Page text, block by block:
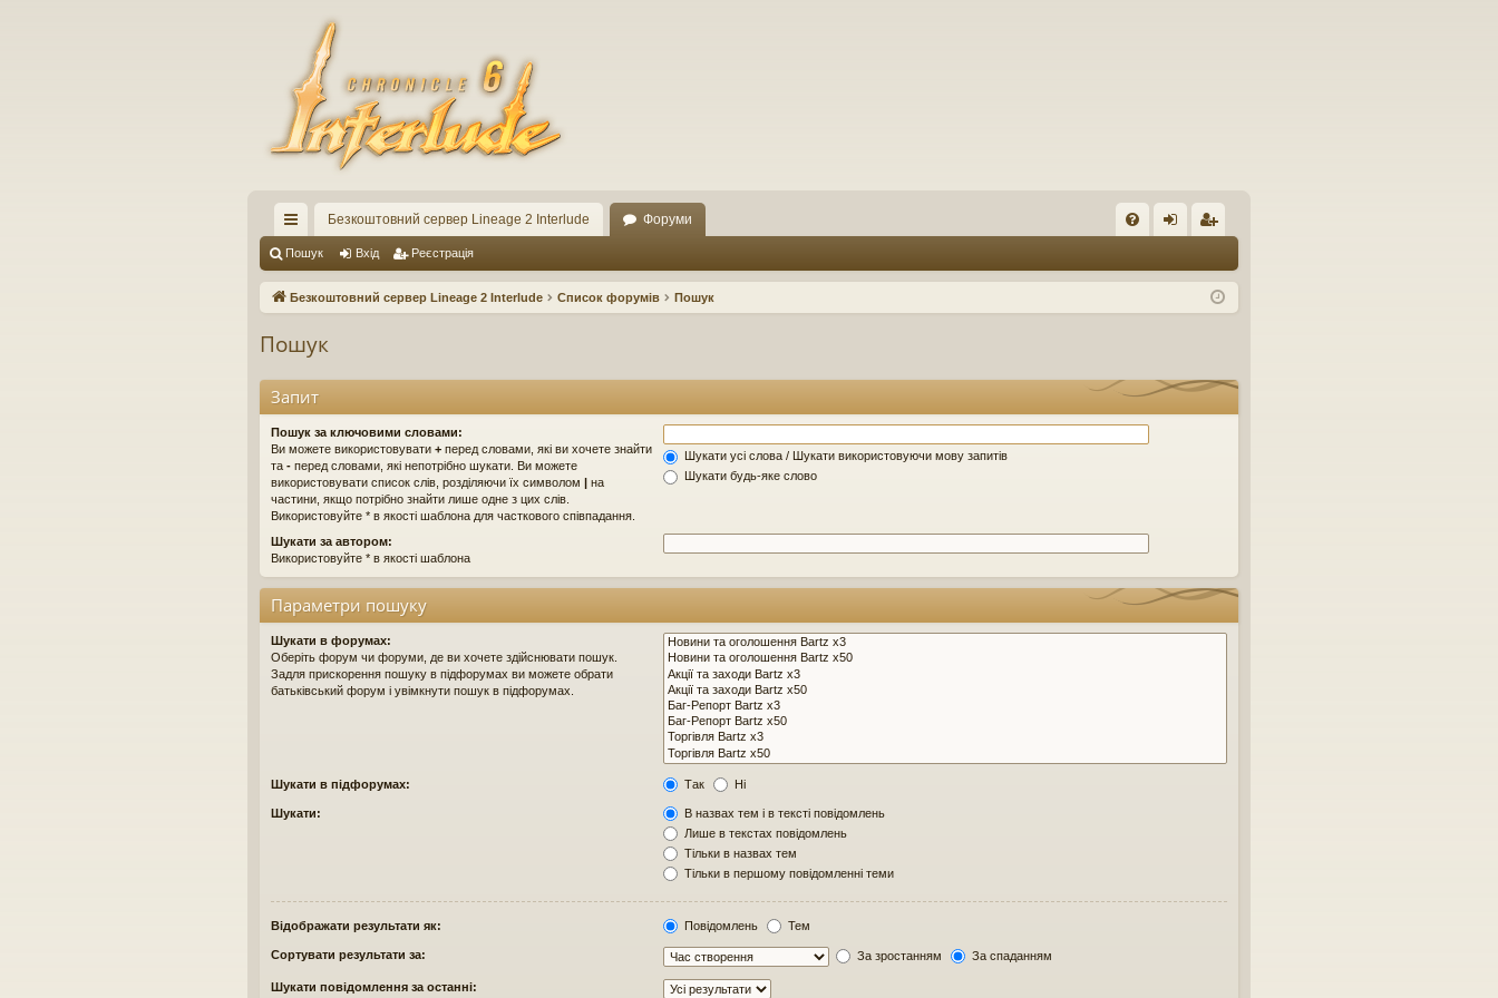
ви
дк
до
Безкоштовний сервер Lineage 2 Interlude Форуми
оп д ст
я
Пошук Вхід Реєстрація
Безкоштовний сервер Lineage 2 Interlude Список форумів Пошук
Пошук
Запит
Пошук за ключовими словами:
Ви можете використовувати + перед словами, які ви хочете знайти
та - перед словами, які непотрібно шукати. Ви можете
використовувати список слів, розділяючи їх символом | на
частини, якщо потрібно знайти лише одне з цих слів.
Використовуйте * в якості шаблона для часткового співпадання.
Шукати усі слова / Шукати використовуючи мову запитів
Шукати будь-яке слово
Шукати за автором:
Використовуйте * в якості шаблона
Параметри пошуку
Шукати в форумах:
Оберіть форум чи форуми, де ви хочете здійснювати пошук.
Задля прискорення пошуку в підфорумах ви можете обрати
батьківський форум і увімкнути пошук в підфорумах.
Шукати в підфорумах: Так Ні
Шукати:
В назвах тем і в тексті повідомлень
Лише в текстах повідомлень
Тільки в назвах тем
Тільки в першому повідомленні теми
Відображати результати як: Повідомлень Тем
Сортувати результати за: За зростанням За спаданням
Шукати повідомлення за останні: